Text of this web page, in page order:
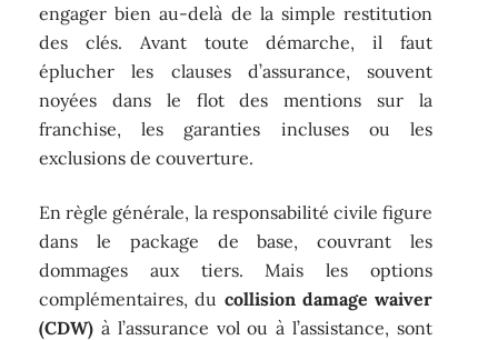
engager bien au-delà de la simple restitution
des clés. Avant toute démarche, il faut
éplucher les clauses d’assurance, souvent
noyées dans le flot des mentions sur la
franchise, les garanties incluses ou les
exclusions de couverture.
En règle générale, la responsabilité civile figure
dans le package de base, couvrant les
dommages aux tiers. Mais les options
complémentaires, du collision damage waiver
(CDW) à l’assurance vol ou à l’assistance, sont